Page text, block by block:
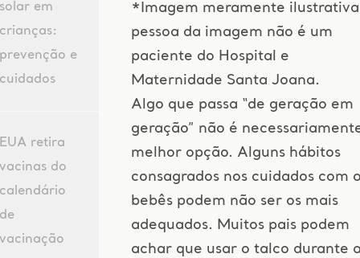
solar em
crianças:
prevenção e
cuidados
EUA retira
vacinas do
calendário
de
vacinação
*Imagem meramente
pessoa da imagem não é um
paciente do Hospital e
Maternidade Santa Joana.
Algo que passa “de geração em
geração” não é
melhor opção. Alguns hábitos
consagrados nos cuidados com
bebês podem não ser os mais
adequados. Muitos pais podem
achar que usar o talco durante